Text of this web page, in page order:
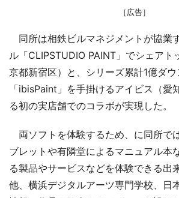
［広告］
同所は相鉄ビルマネジメントが協業
ル「CLIPSTUDIO PAINT」でシェアト
京都新宿区）と、シリーズ累計1億ダ
「ibisPaint」を手掛けるアイビス（愛
る初の実店舗でのコラボが実現した。
両ソフトを体験するため、に同所で
ブレットや有隣堂によるマニュアル本
る製品やサービスなどを体験できる出
他、横浜デジタルアーツ専門学校、日